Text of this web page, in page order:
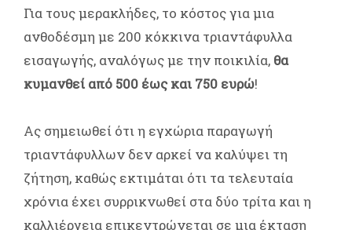
Για τους μερακλήδες, το κόστος για μια
ανθοδέσμη με 200 κόκκινα τριαντάφυλλα
εισαγωγής, αναλόγως με την ποικιλία, θα
κυμανθεί από 500 έως και 750 ευρώ!
Ας σημειωθεί ότι η εγχώρια παραγωγή
τριαντάφυλλων δεν αρκεί να καλύψει τη
ζήτηση, καθώς εκτιμάται ότι τα τελευταία
χρόνια έχει συρρικνωθεί στα δύο τρίτα και η
καλλιέργεια επικεντρώνεται σε μια έκταση